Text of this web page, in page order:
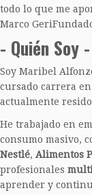
todo lo que me
Marco Geri
- Quién Soy -​
Soy Maribel
cursado carrera en
actualmente
He trabajado en
consumo masivo,
Nestlé, Alimentos
profesionales
aprender y